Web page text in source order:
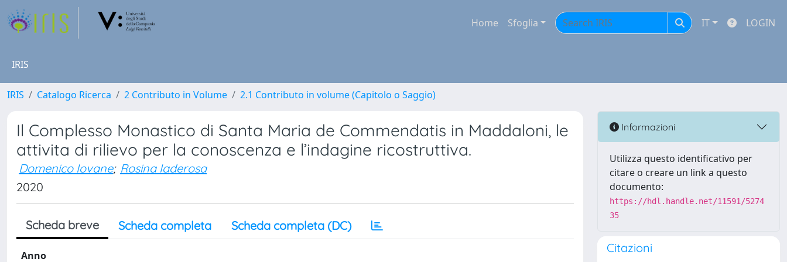
Home Sfoglia IT LOGIN
IRIS
IRIS Catalogo Ricerca 2 Contributo in Volume 2.1 Contributo in volume (Capitolo o Saggio)
Il Complesso Monastico di Santa Maria de Commendatis in Maddaloni, le
attivita di rilievo per la conoscenza e l’indagine ricostruttiva.
Domenico Iovane; Rosina Iaderosa
2020
Scheda breve Scheda completa Scheda completa (DC)
Anno
Informazioni
Utilizza questo identificativo per
citare o creare un link a questo
documento:
https://hdl.handle.net/11591/5274
35
Citazioni